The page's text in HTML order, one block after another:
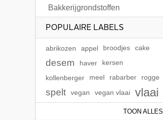
Bakkerijgrondstoffen
POPULAIRE LABELS
abrikozen appel broodjes cake
desem haver kersen
kollenberger meel rabarber rogge
spelt vegan vegan vlaai vlaai
TOON ALLES